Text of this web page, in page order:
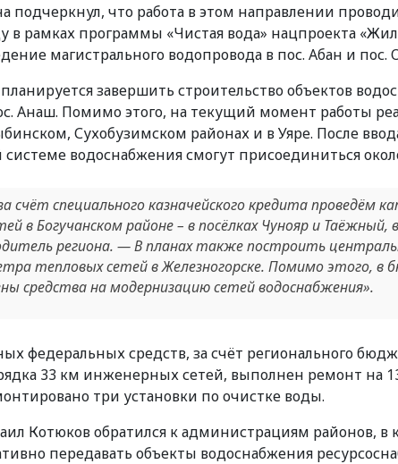
подчеркнул, что работа в этом направлении
в рамках программы «Чистая вода» нацпроекта
магистрального водопровода в пос. Абан и
завершить строительство объектов
Анаш. Помимо этого, на текущий момент работы
Сухобузимском районах и в Уяре. После
водоснабжения смогут присоединиться
счёт специального казначейского кредита проведём
в Богучанском районе – в посёлках Чунояр и Таёжный,
региона. — В планах также построить
тепловых сетей в Железногорске. Помимо этого, в
средства на модернизацию сетей водоснабжения».
федеральных средств, за счёт регионального
33 км инженерных сетей, выполнен ремонт на
три установки по очистке воды.
Котюков обратился к администрациям районов, в
передавать объекты водоснабжения